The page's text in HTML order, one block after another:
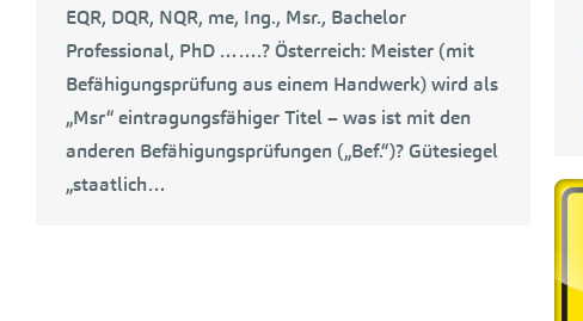
EQR, DQR, NQR, me, Ing., Msr., Bachelor
Professional, PhD …….? Österreich: Meister (mit
Befähigungsprüfung aus einem Handwerk) wird als
„Msr“ eintragungsfähiger Titel – was ist mit den
anderen Befähigungsprüfungen („Bef.“)? Gütesiegel
„staatlich…